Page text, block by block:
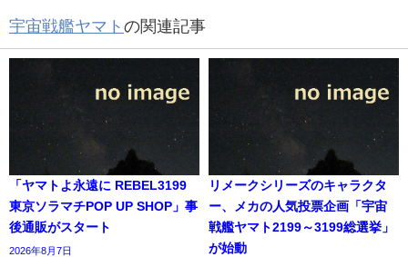
宇宙戦艦ヤマト の関連記事
「ヤマトよ永遠に REBEL3199
東京ソラマチPOP UP SHOP」事
後通販がスタート
2026年8月7日
リメークシリーズのキャラクタ
ー、メカの人気投票企画「宇宙
戦艦ヤマト2199～3199総選挙」
が始動